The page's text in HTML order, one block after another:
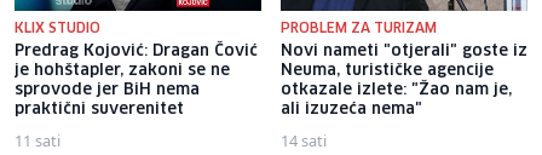
KLIX STUDIO
Predrag Kojović: Dragan Čović
je hohštapler, zakoni se ne
sprovode jer BiH nema
praktični suverenitet
11 sati
PROBLEM ZA TURIZAM
Novi nameti "otjerali" goste iz
Neuma, turističke agencije
otkazale izlete: "Žao nam je,
ali izuzeća nema"
14 sati